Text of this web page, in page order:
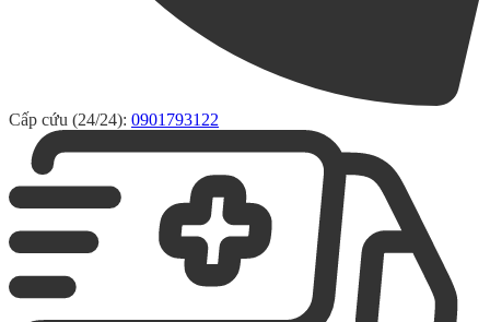
Cấp cứu (24/24): 0901793122